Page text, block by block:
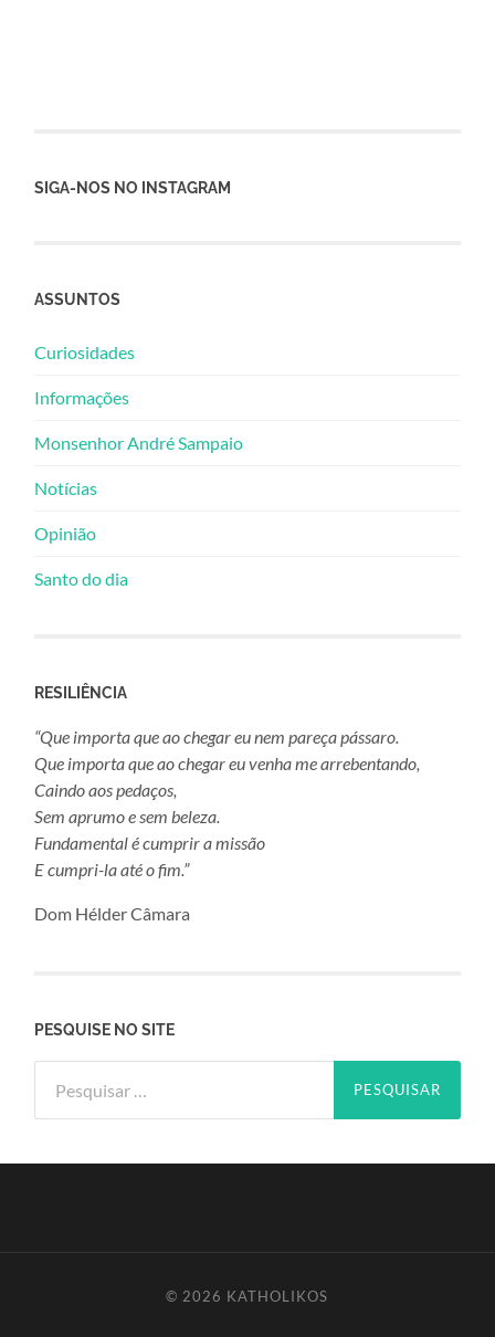
SIGA-NOS NO INSTAGRAM
ASSUNTOS
Curiosidades
Informações
Monsenhor André Sampaio
Notícias
Opinião
Santo do dia
RESILIÊNCIA
“Que importa que ao chegar eu nem pareça pássaro.
Que importa que ao chegar eu venha me arrebentando,
Caindo aos pedaços,
Sem aprumo e sem beleza.
Fundamental é cumprir a missão
E cumpri-la até o fim.”
Dom Hélder Câmara
PESQUISE NO SITE
por:
© 2026 KATHOLIKOS